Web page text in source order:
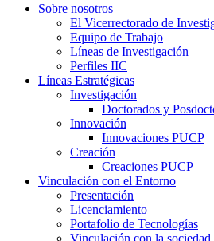
Sobre nosotros
El Vicerrectorado de
Equipo de Trabajo
Líneas de Investigación
Perfiles IIC
Líneas Estratégicas
Investigación
Doctorados y
Innovación
Innovaciones PUCP
Creación
Creaciones PUCP
Vinculación con el Entorno
Presentación
Licenciamiento
Portafolio de Tecnologías
Vinculación con la sociedad